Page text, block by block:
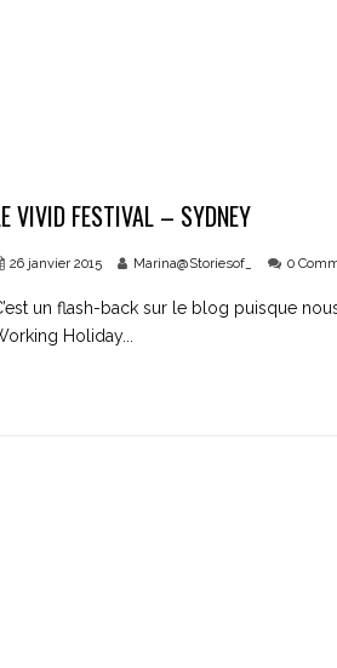
VIVID FESTIVAL – SYDNEY
26 janvier 2015 Marina@Storiesof_ 0
un flash-back sur le blog puisque
Holiday...